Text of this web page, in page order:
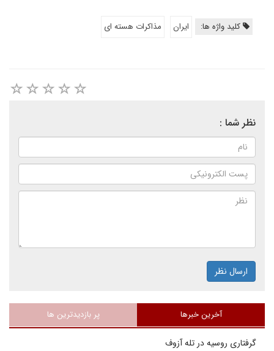
کلید واژه ها: ایران مذاکرات هسته ای
نظر شما :
ارسال نظر
آخرین خبرها پر بازدیدترین ها
گرفتاری روسیه در تله آزوف